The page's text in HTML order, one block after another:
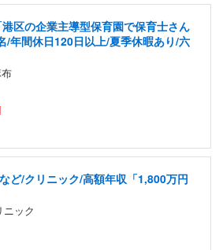
港区の企業主導型保育園で保育士さん
/年間休日120日以上/夏季休暇あり/六
ど/クリニック/高額年収「1,800万円
ック